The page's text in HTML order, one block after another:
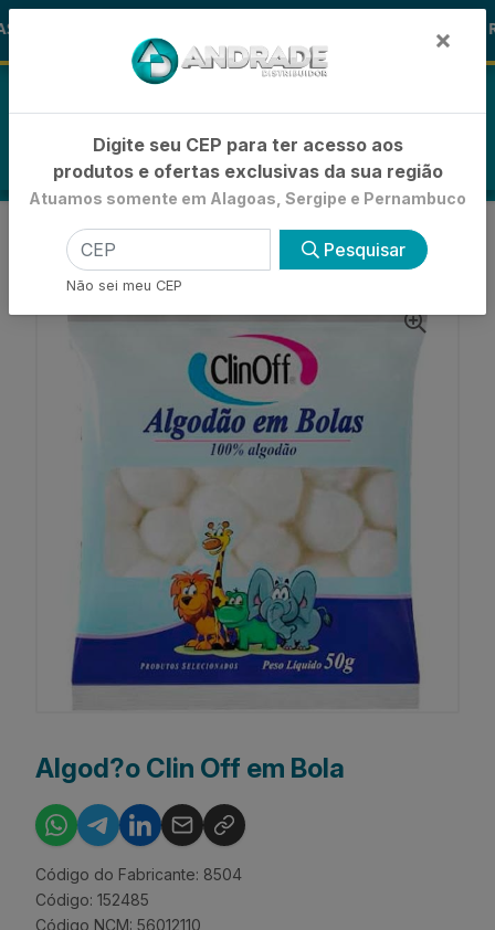
🪞
INÍCIO
ALGODÕES
ALGODAO BOLA
ALGOD?O CLIN OFF EM BOLA
Algod?o Clin Off em Bola
Código do Fabricante: 8504
Código: 152485
Código NCM: 56012110
×
Digite seu CEP para ter acesso aos
produtos e ofertas exclusivas da sua região
Atuamos somente em Alagoas, Sergipe e Pernambuco
Pesquisar
Não sei meu CEP